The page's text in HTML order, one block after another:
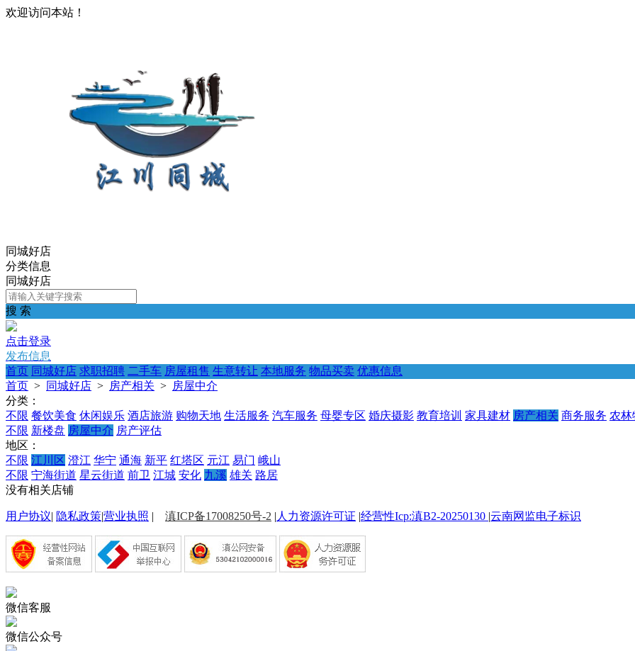
欢迎访问本站！
同城好店
分类信息
同城好店
搜 索
点击登录
发布信息
首页 同城好店 求职招聘 二手车 房屋租售 生意转让 本地服务 物品买卖 优惠信息
首页 > 同城好店 > 房产相关 > 房屋中介
分类：
不限 餐饮美食 休闲娱乐 酒店旅游 购物天地 生活服务 汽车服务 母婴专区 婚庆摄影 教育培训 家具建材 房产相关 商务服务 农林
不限 新楼盘 房屋中介 房产评估
地区：
不限 江川区 澄江 华宁 通海 新平 红塔区 元江 易门 峨山
不限 宁海街道 星云街道 前卫 江城 安化 九溪 雄关 路居
没有相关店铺
用户协议| 隐私政策|营业执照 | 滇ICP备17008250号-2 | 人力资源许可证 |经营性Icp:滇B2-20250130 |云南网监电子标识
微信客服
微信公众号